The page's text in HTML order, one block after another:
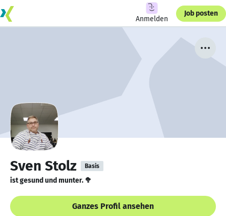
Anmelden
Job posten
Sven Stolz Basis
ist gesund und munter. 🥦
Ganzes Profil ansehen